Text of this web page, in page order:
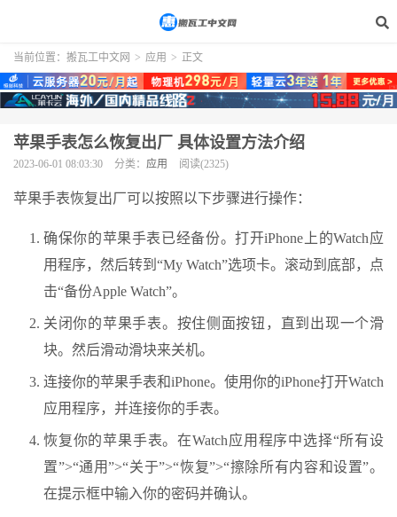
当前位置： 搬瓦工中文网 > 应用 > 正文
苹果手表怎么恢复出厂 具体设置方法介绍
2023-06-01 08:03:30 分类： 应用 阅读(2325)
苹果手表恢复出厂可以按照以下步骤进行操作：
确保你的苹果手表已经备份。打开iPhone上的Watch应
用程序，然后转到“My Watch”选项卡。滚动到底部，点
击“备份Apple Watch”。
关闭你的苹果手表。按住侧面按钮，直到出现一个滑
块。然后滑动滑块来关机。
连接你的苹果手表和iPhone。使用你的iPhone打开Watch
应用程序，并连接你的手表。
恢复你的苹果手表。在Watch应用程序中选择“所有设
置”>“通用”>“关于”>“恢复”>“擦除所有内容和设置”。
在提示框中输入你的密码并确认。